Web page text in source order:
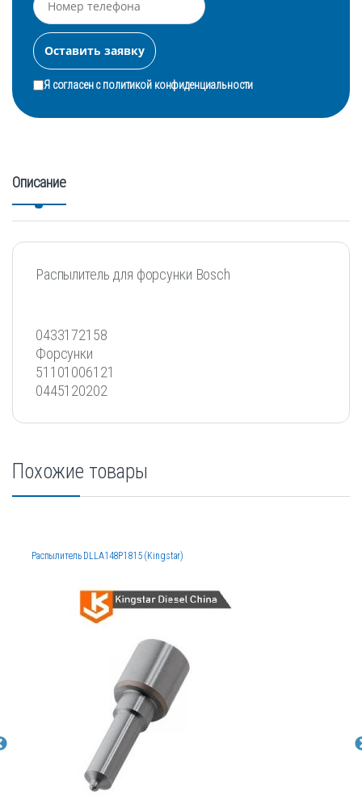
Я согласен сполитикой конфиденциальности
Описание
Распылитель для форсунки Bosch
0433172158
Форсунки
51101006121
0445120202
Похожие товары
Распылитель DLLA148P1815 (Kingstar)